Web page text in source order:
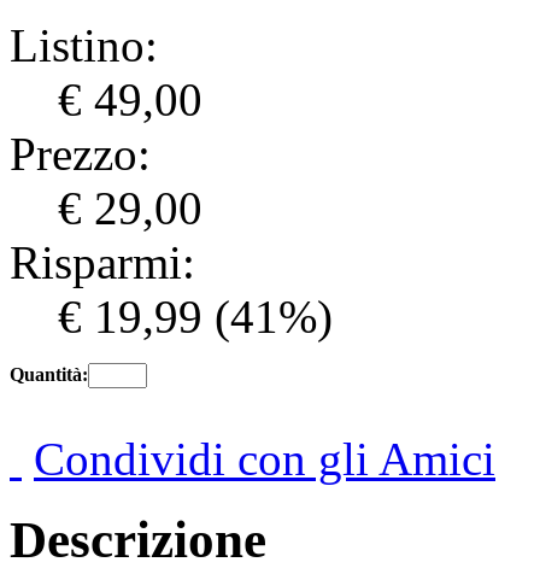
Listino:
€ 49,00
Prezzo:
€ 29,00
Risparmi:
€ 19,99 (41%)
Quantità:
Condividi con gli Amici
Descrizione